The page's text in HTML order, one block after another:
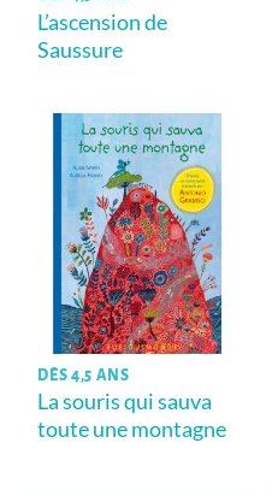
L’ascension de
Saussure
DÈS 4,5 ANS
La souris qui sauva
toute une montagne